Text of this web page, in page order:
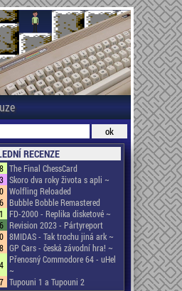
RECENZE
The Final ChessCard
Skoro dva roky života s apli ~
Wolfling Reloaded
Bubble Bobble Remastered
FD-2000 - Replika disketové ~
Revision 2023 - Pártyreport
8MIDAS - Tak trochu jiná ark ~
GP Cars - česká závodní hra! ~
Přenosný Commodore 64 - uHel
~
Tupouni 1 a Tupouni 2